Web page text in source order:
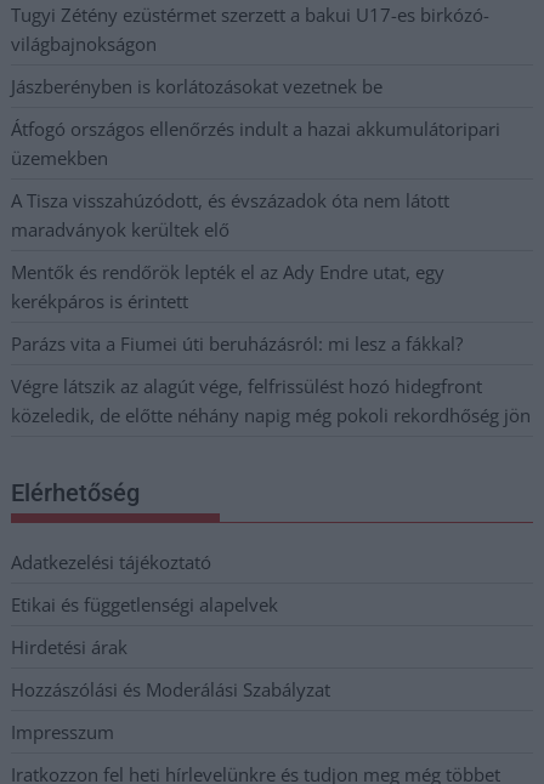
Tugyi Zétény ezüstérmet szerzett a bakui U17-es birkózó-
világbajnokságon
Jászberényben is korlátozásokat vezetnek be
Átfogó országos ellenőrzés indult a hazai akkumulátoripari
üzemekben
A Tisza visszahúzódott, és évszázadok óta nem látott
maradványok kerültek elő
Mentők és rendőrök lepték el az Ady Endre utat, egy
kerékpáros is érintett
Parázs vita a Fiumei úti beruházásról: mi lesz a fákkal?
Végre látszik az alagút vége, felfrissülést hozó hidegfront
közeledik, de előtte néhány napig még pokoli rekordhőség jön
Elérhetőség
Adatkezelési tájékoztató
Etikai és függetlenségi alapelvek
Hirdetési árak
Hozzászólási és Moderálási Szabályzat
Impresszum
Iratkozzon fel heti hírlevelünkre és tudjon meg még többet